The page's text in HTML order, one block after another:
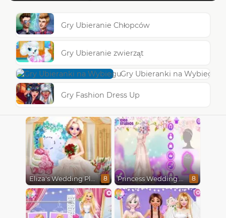
Gry Ubieranie Chłopców
Gry Ubieranie zwierząt
Gry Ubieranki na Wybiegu
Gry Fashion Dress Up
Eliza's Wedding Planner 8 Princess Wedding Transformation 8